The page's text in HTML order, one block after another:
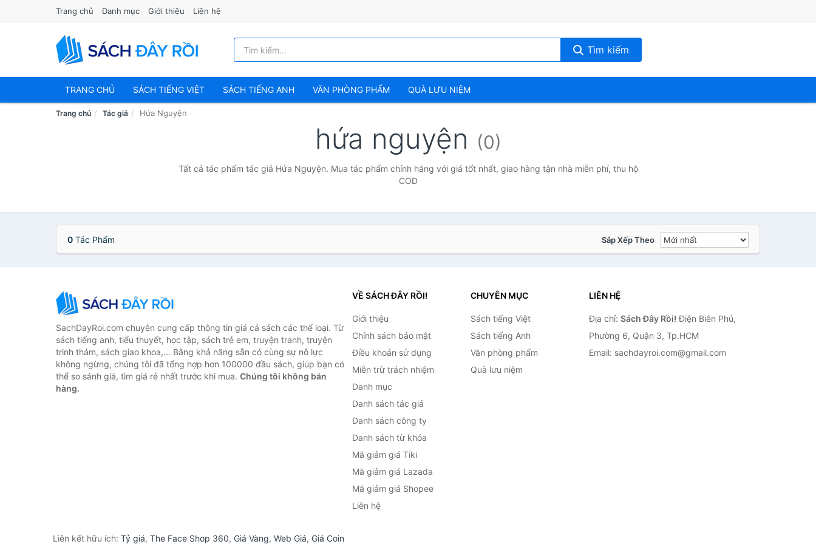
Trang chủ Danh mục Giới thiệu Liên hệ
Tìm kiếm
TRANG CHỦ SÁCH TIẾNG VIỆT SÁCH TIẾNG ANH VĂN PHÒNG PHẨM QUÀ LƯU NIỆM
Trang chủ Tác giả Hứa Nguyện
hứa nguyện (0)
Tất cả tác phẩm tác giả Hứa Nguyện. Mua tác phẩm chính hãng với giá tốt nhất, giao hàng tận nhà miễn phí, thu hộ
COD
0 Tác Phẩm Sắp Xếp Theo
SachDayRoi.com chuyên cung cấp thông tin giá cả sách các thể loại. Từ
sách tiếng anh, tiểu thuyết, học tập, sách trẻ em, truyện tranh, truyện
trinh thám, sách giao khoa,... Bằng khả năng sẵn có cùng sự nỗ lực
không ngừng, chúng tôi đã tổng hợp hơn 100000 đầu sách, giúp bạn có
thể so sánh giá, tìm giá rẻ nhất trước khi mua. Chúng tôi không bán
hàng.
VỀ SÁCH ĐÂY RỒI!
Giới thiệu
Chính sách bảo mật
Điều khoản sử dụng
Miễn trừ trách nhiệm
Danh mục
Danh sách tác giả
Danh sách công ty
Danh sách từ khóa
Mã giảm giá Tiki
Mã giảm giá Lazada
Mã giảm giá Shopee
Liên hệ
CHUYÊN MỤC
Sách tiếng Việt
Sách tiếng Anh
Văn phòng phẩm
Quà lưu niệm
LIÊN HỆ
Địa chỉ: Sách Đây Rồi! Điện Biên Phủ,
Phường 6, Quận 3, Tp.HCM
Email: sachdayroi.com@gmail.com
Liên kết hữu ích: Tỷ giá, The Face Shop 360, Giá Vàng, Web Giá, Giá Coin